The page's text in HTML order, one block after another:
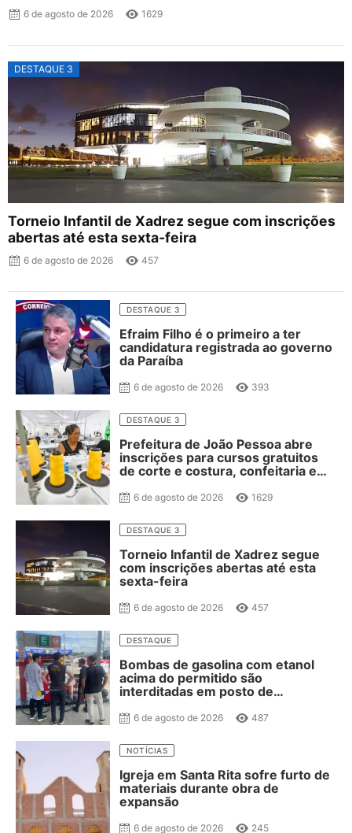
6 de agosto de 2026 1629
DESTAQUE 3
Torneio Infantil de Xadrez segue com inscrições
abertas até esta sexta-feira
6 de agosto de 2026 457
DESTAQUE 3
Efraim Filho é o primeiro a ter
candidatura registrada ao governo
da Paraíba
6 de agosto de 2026 393
DESTAQUE 3
Prefeitura de João Pessoa abre
inscrições para cursos gratuitos
de corte e costura, confeitaria e
6 de agosto de 2026 1629
DESTAQUE 3
Torneio Infantil de Xadrez segue
com inscrições abertas até esta
sexta-feira
6 de agosto de 2026 457
DESTAQUE
Bombas de gasolina com etanol
acima do permitido são
interditadas em posto de
6 de agosto de 2026 487
NOTÍCIAS
Igreja em Santa Rita sofre furto de
materiais durante obra de
expansão
6 de agosto de 2026 245